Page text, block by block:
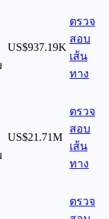
US$937.19K
ตรวจ
สอบ
เส้น
ทาง
US$21.71M
ตรวจ
สอบ
เส้น
ทาง
ตรวจ